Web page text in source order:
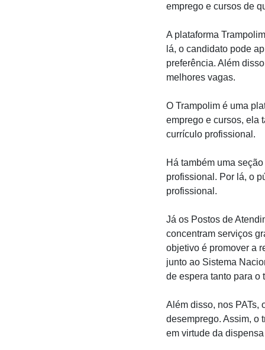
emprego e cursos de
A plataforma
lá, o candidato pode
preferência. Além
melhores vagas.
O Trampolim é uma
emprego e cursos, ela
currículo profissional.
Há também uma
profissional. Por lá, o
profissional.
Já os Postos de
concentram serviços
objetivo é promover a
junto ao Sistema
de espera tanto para o
Além disso, nos PATs,
desemprego. Assim, o
em virtude da